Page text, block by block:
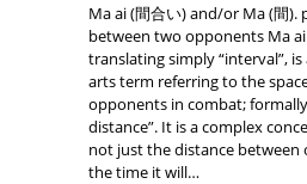
Ma ai (間合い) and/or Ma (間).
between two opponents Ma ai
translating simply “interval”, is
arts term referring to the
opponents in combat;
distance”. It is a complex
not just the distance between
the time it will…